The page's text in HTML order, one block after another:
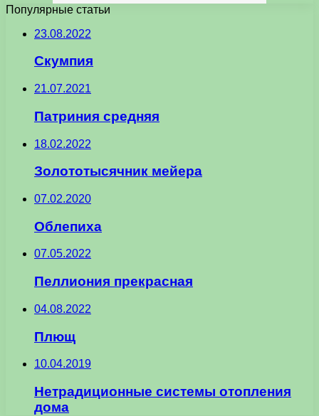
Популярные статьи
23.08.2022
Скумпия
21.07.2021
Патриния средняя
18.02.2022
Золототысячник мейера
07.02.2020
Облепиха
07.05.2022
Пеллиония прекрасная
04.08.2022
Плющ
10.04.2019
Нетрадиционные системы отопления
дома